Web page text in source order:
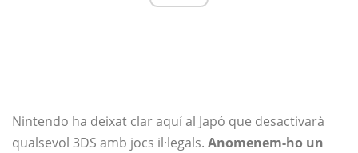
Nintendo ha deixat clar aquí al Japó que desactivarà
qualsevol 3DS amb jocs il·legals. Anomenem-ho un